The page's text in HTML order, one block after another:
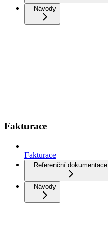
Návody
Fakturace
Fakturace
Referenční dokumentace
Návody